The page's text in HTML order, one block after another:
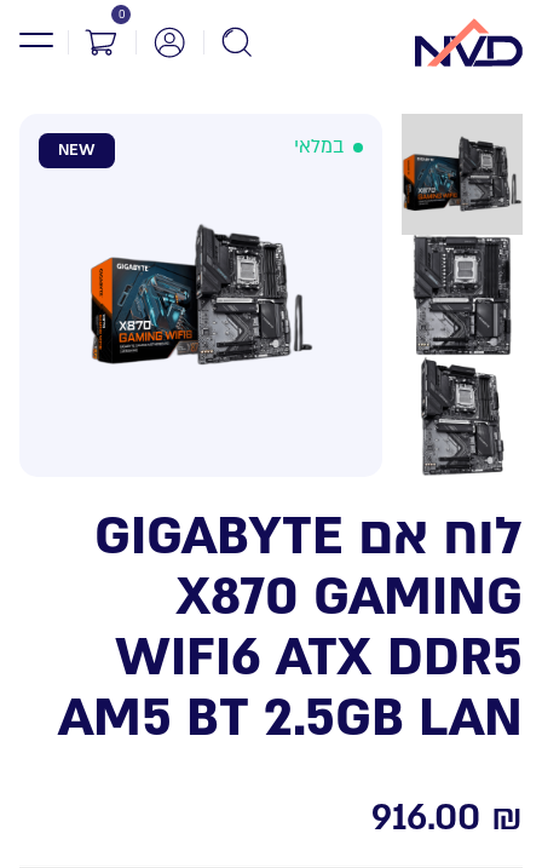
0
NEW במלאי
לוח אם GIGABYTE
X870 GAMING
WIFI6 ATX DDR5
AM5 BT 2.5GB LAN
916.00 ₪